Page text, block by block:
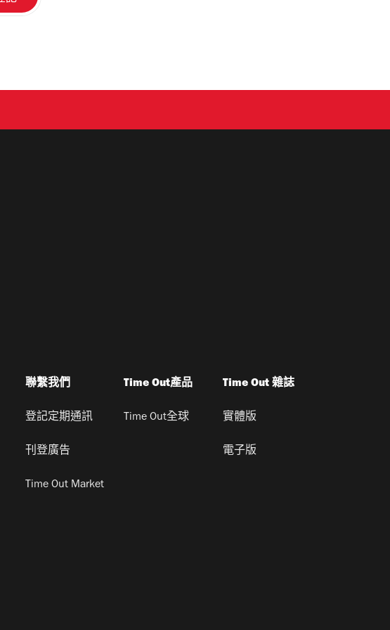
聯繫我們
登記定期通訊
刊登廣告
Time Out Market
Time Out產品
Time Out全球
Time Out 雜誌
實體版
電子版